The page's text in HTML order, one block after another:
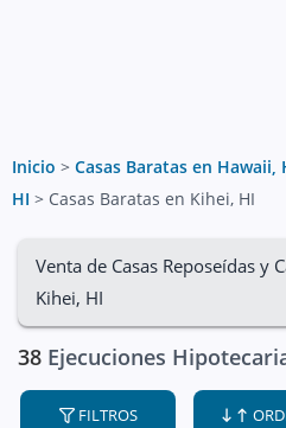
Inicio > Casas Baratas en Hawaii,
HI > Casas Baratas en Kihei, HI
Venta de Casas Reposeídas y
Kihei, HI
38 Ejecuciones
FILTROS